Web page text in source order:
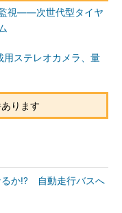
視――次世代型タイヤ
用ステレオカメラ、量
ります
るか!? 自動走行バスへ